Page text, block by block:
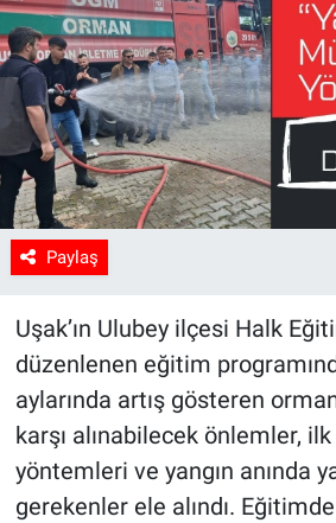
Paylaş
Uşak’ın Ulubey ilçesi Halk
düzenlenen eğitim
aylarında artış gösteren
karşı alınabilecek önlemler,
yöntemleri ve yangın anında
gerekenler ele alındı. Eğitimde